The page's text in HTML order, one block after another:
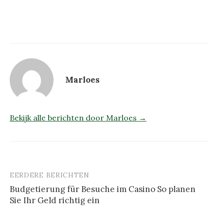
Marloes
Bekijk alle berichten door Marloes →
Berichtnavigatie
EERDERE BERICHTEN
Budgetierung für Besuche im Casino So planen
Sie Ihr Geld richtig ein